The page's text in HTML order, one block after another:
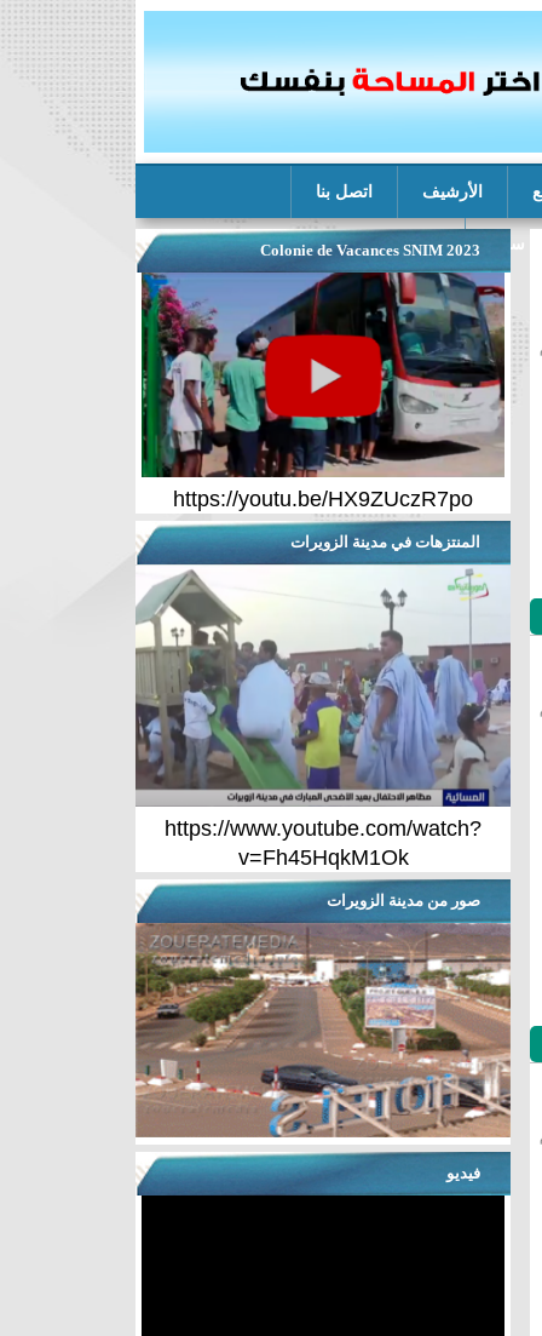
الأرشيف اتصل بنا
سنيم Colonie de Vacances SNIM 2023
https://youtu.be/HX9ZUczR7po
المنتزهات في مدينة الزويرات
https://www.youtube.com/watch?
v=Fh45HqkM1Ok
صور من مدينة الزويرات
فيديو